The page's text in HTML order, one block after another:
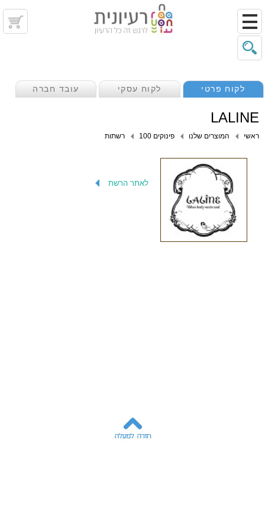
לקוח פרטי לקוח עסקי עובד חברה
LALINE
ראשי המוצרים שלנו פינוקים 100 רשתות
לאתר הרשת